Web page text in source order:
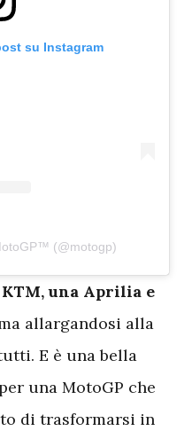
su Instagram
(@motogp)
una Aprilia e
allargandosi alla
E è una bella
una MotoGP che
di trasformarsi in